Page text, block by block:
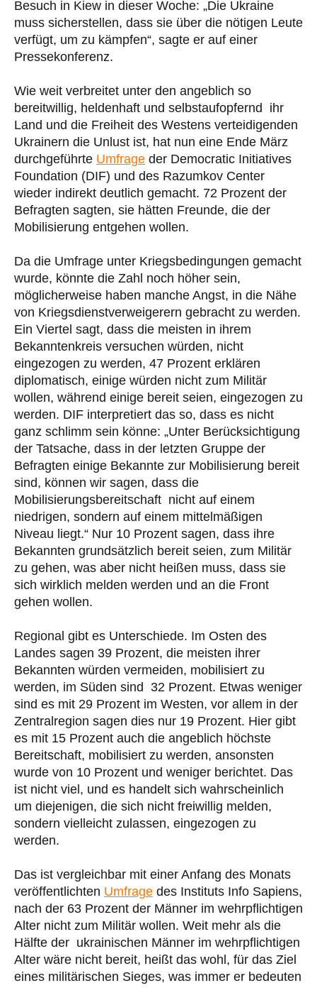
Besuch in Kiew in dieser Woche: „Die Ukraine
muss sicherstellen, dass sie über die nötigen Leute
verfügt, um zu kämpfen“, sagte er auf einer
Pressekonferenz.
Wie weit verbreitet unter den angeblich so
bereitwillig, heldenhaft und selbstaufopfernd ihr
Land und die Freiheit des Westens verteidigenden
Ukrainern die Unlust ist, hat nun eine Ende März
durchgeführte Umfrage der Democratic Initiatives
Foundation (DIF) und des Razumkov Center
wieder indirekt deutlich gemacht. 72 Prozent der
Befragten sagten, sie hätten Freunde, die der
Mobilisierung entgehen wollen.
Da die Umfrage unter Kriegsbedingungen gemacht
wurde, könnte die Zahl noch höher sein,
möglicherweise haben manche Angst, in die Nähe
von Kriegsdienstverweigerern gebracht zu werden.
Ein Viertel sagt, dass die meisten in ihrem
Bekanntenkreis versuchen würden, nicht
eingezogen zu werden, 47 Prozent erklären
diplomatisch, einige würden nicht zum Militär
wollen, während einige bereit seien, eingezogen zu
werden. DIF interpretiert das so, dass es nicht
ganz schlimm sein könne: „Unter Berücksichtigung
der Tatsache, dass in der letzten Gruppe der
Befragten einige Bekannte zur Mobilisierung bereit
sind, können wir sagen, dass die
Mobilisierungsbereitschaft nicht auf einem
niedrigen, sondern auf einem mittelmäßigen
Niveau liegt.“ Nur 10 Prozent sagen, dass ihre
Bekannten grundsätzlich bereit seien, zum Militär
zu gehen, was aber nicht heißen muss, dass sie
sich wirklich melden werden und an die Front
gehen wollen.
Regional gibt es Unterschiede. Im Osten des
Landes sagen 39 Prozent, die meisten ihrer
Bekannten würden vermeiden, mobilisiert zu
werden, im Süden sind 32 Prozent. Etwas weniger
sind es mit 29 Prozent im Westen, vor allem in der
Zentralregion sagen dies nur 19 Prozent. Hier gibt
es mit 15 Prozent auch die angeblich höchste
Bereitschaft, mobilisiert zu werden, ansonsten
wurde von 10 Prozent und weniger berichtet. Das
ist nicht viel, und es handelt sich wahrscheinlich
um diejenigen, die sich nicht freiwillig melden,
sondern vielleicht zulassen, eingezogen zu
werden.
Das ist vergleichbar mit einer Anfang des Monats
veröffentlichten Umfrage des Instituts Info Sapiens,
nach der 63 Prozent der Männer im wehrpflichtigen
Alter nicht zum Militär wollen. Weit mehr als die
Hälfte der ukrainischen Männer im wehrpflichtigen
Alter wäre nicht bereit, heißt das wohl, für das Ziel
eines militärischen Sieges, was immer er bedeuten